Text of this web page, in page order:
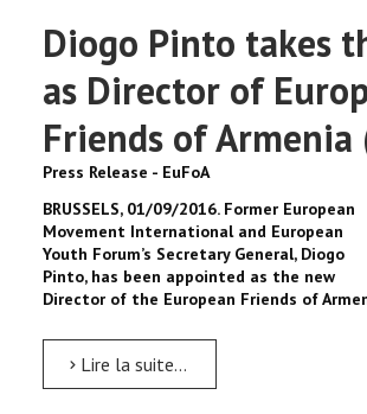
Diogo Pinto takes
as Director of
Friends of Armenia
Press Release - EuFoA
BRUSSELS, 01/09/2016. Former European
Movement International and European
Youth Forum’s Secretary General, Diogo
Pinto, has been appointed as the new
Director of the European Friends of
Lire la suite...